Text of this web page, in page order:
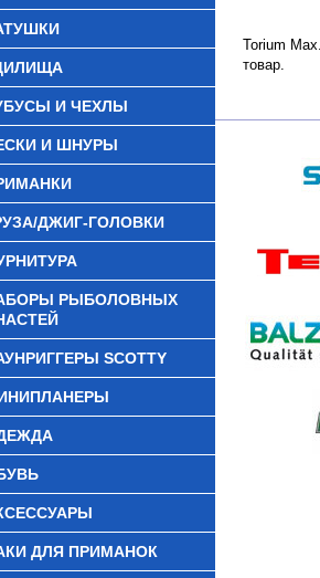
И ЧЕХЛЫ
И ШНУРЫ
ДЖИГ-ГОЛОВКИ
РЫБОЛОВНЫХ
SCOTTY
ДЛЯ ПРИМАНОК
Torium
товар.